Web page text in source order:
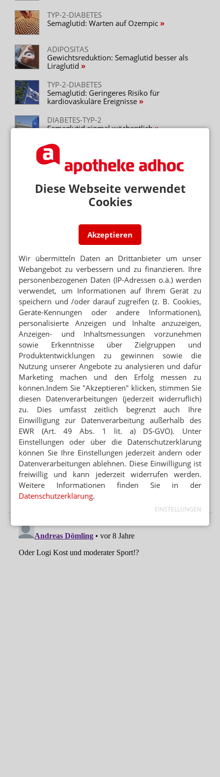
Diese Webseite verwendet
Cookies
Akzeptieren
Wir übermitteln Daten an Drittanbieter um unser
Webangebot zu verbessern und zu finanzieren. Ihre
personenbezogenen Daten (IP-Adressen o.ä.) werden
verwendet, um Informationen auf Ihrem Gerät zu
speichern und /oder darauf zugreifen (z. B. Cookies,
Geräte-Kennungen oder andere Informationen),
personalisierte Anzeigen und Inhalte anzuzeigen,
Anzeigen- und Inhaltsmessungen vorzunehmen
sowie Erkenntnisse über Zielgruppen und
Produktentwicklungen zu gewinnen sowie die
Nutzung unserer Angebote zu analysieren und dafür
Marketing machen und den Erfolg messen zu
können.Indem Sie "Akzeptieren" klicken, stimmen Sie
diesen Datenverarbeitungen (jederzeit widerruflich)
zu. Dies umfasst zeitlich begrenzt auch Ihre
Einwilligung zur Datenverarbeitung außerhalb des
EWR (Art. 49 Abs. 1 lit. a) DS-GVO). Unter
Einstellungen oder über die Datenschutzerklärung
können Sie Ihre Einstellungen jederzeit ändern oder
Datenverarbeitungen ablehnen. Diese Einwilligung ist
freiwillig und kann jederzeit widerrufen werden.
Weitere Informationen finden Sie in der
Datenschutzerklärung.
EINSTELLUNGEN
TYP-2-DIABETES
Semaglutid: Warten auf Ozempic
ADIPOSITAS
Gewichtsreduktion: Semaglutid besser als
Liraglutid
TYP-2-DIABETES
Semaglutid: Geringeres Risiko für
kardiovaskuläre Ereignisse
DIABETES-TYP-2
Semaglutid einmal wöchentlich
ÜBERGEWICHT
Wirkstoff-Pflaster gegen Pölsterchen?
NALTREXON/BUPROPION
Mysimba gegen Fettleibigkeit
FETTLEIBIGKEIT
WHO will weniger Bier-Werbung
Mehr zum Thema
SONNE STATT SUPPLEMENTE
Nicht alle Schwangeren brauchen Vitamin-D-Tabletten
APP FÜR BRUSTKREBSPATIENTINNEN
„Wie eine Ärztin in der Handtasche“
NEUE ANTIKÖRPERTHERAPIEN
BioCopy: KI jagt versteckte Tumorantigene
Mehr aus Ressort
SEMAGLUTID
Wegovy-Tablette ab September verfügbar
VORSICHT BEI SILYCHRISTIN ODER CHOLIN
Schilddrüse: DGE warnt vor NEM
REZEPTURUMSTELLUNG
Achtung beim Ausbuchen: Verwirrung bei Alzheimer-
Mittel